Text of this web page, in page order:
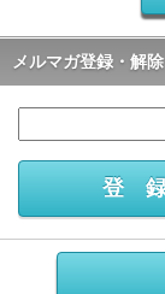
メルマガ登録・解除